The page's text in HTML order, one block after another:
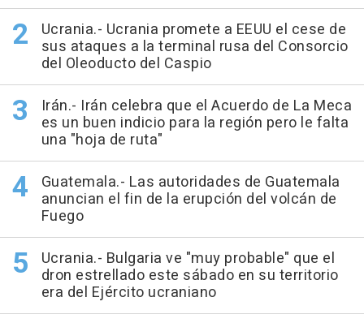
Ucrania.- Ucrania promete a EEUU el cese de
sus ataques a la terminal rusa del Consorcio
del Oleoducto del Caspio
Irán.- Irán celebra que el Acuerdo de La Meca
es un buen indicio para la región pero le falta
una "hoja de ruta"
Guatemala.- Las autoridades de Guatemala
anuncian el fin de la erupción del volcán de
Fuego
Ucrania.- Bulgaria ve "muy probable" que el
dron estrellado este sábado en su territorio
era del Ejército ucraniano